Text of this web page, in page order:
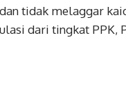
tidak melaggar
dari tingkat PPK,